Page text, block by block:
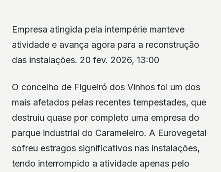
Empresa atingida pela intempérie manteve
atividade e avança agora para a reconstrução
das instalações. 20 fev. 2026, 13:00
O concelho de Figueiró dos Vinhos foi um dos
mais afetados pelas recentes tempestades, que
destruiu quase por completo uma empresa do
parque industrial do Carameleiro. A Eurovegetal
sofreu estragos significativos nas instalações,
tendo interrompido a atividade apenas pelo